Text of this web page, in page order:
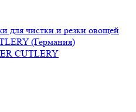
для чистки и резки овощей
(Германия)
CUTLERY